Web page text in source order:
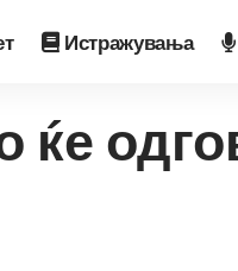
Истражувања